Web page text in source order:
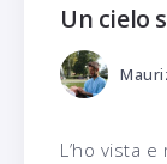
Un cielo
L’ho vista